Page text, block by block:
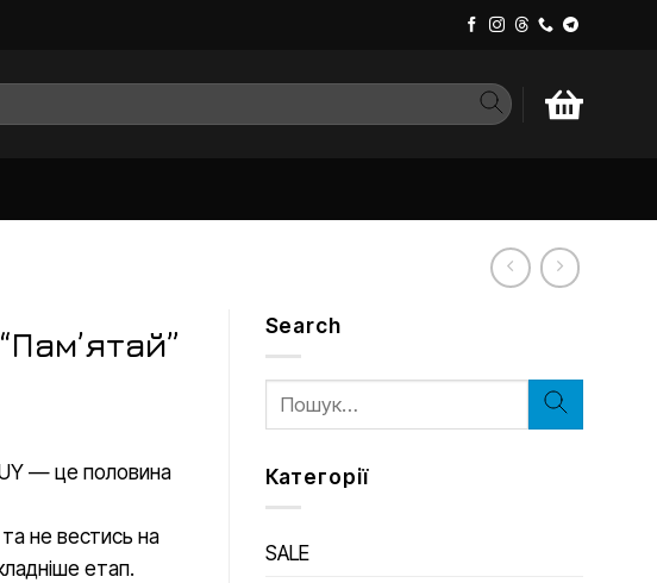
— це половина
не вестись на
етап.
Search
Категорії
SALE